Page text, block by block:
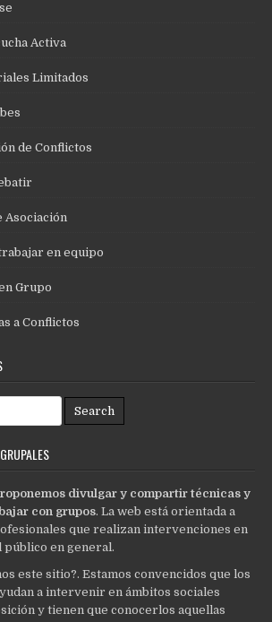
Activa
Limitados
de Conflictos
Asociación
en equipo
Grupo
a Conflictos
divulgar y compartir técnicas y
con grupos. La web está orientada a
que realizan intervenciones en
público en general.
este sitio?. Estamos convencidos que los
a intervenir en ámbitos sociales
y tienen que conocerlos aquellas